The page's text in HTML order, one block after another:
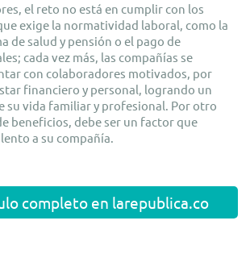
el reto no está en cumplir con los
exige la normatividad laboral, como la
de salud y pensión o el pago de
cada vez más, las compañías se
con colaboradores motivados, por
financiero y personal, logrando un
su vida familiar y profesional. Por otro
beneficios, debe ser un factor que
a su compañía.
completo en larepublica.co